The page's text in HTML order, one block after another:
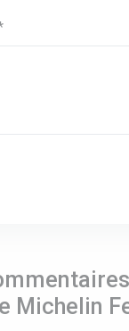
Michelin